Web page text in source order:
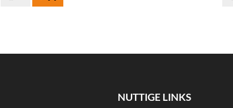
NUTTIGE LINKS